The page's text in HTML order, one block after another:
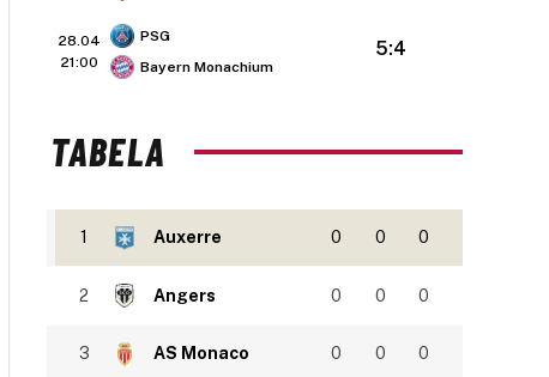
28.04
21:00
PSG
Bayern Monachium
5:4
TABELA
1 Auxerre 0 0 0
2 Angers 0 0 0
3 AS Monaco 0 0 0